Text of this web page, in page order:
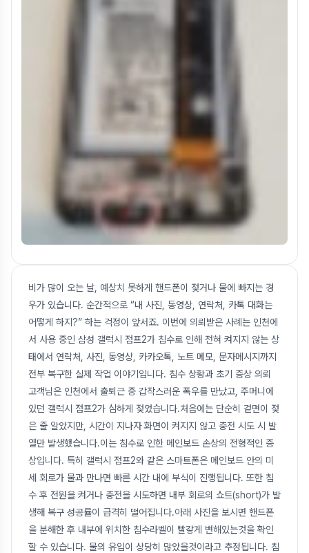
비가 많이 오는 날, 예상치 못하게 핸드폰이 젖거나 물에 빠지는 경
우가 있습니다. 순간적으로 “내 사진, 동영상, 연락처, 카톡 대화는
어떻게 하지?” 하는 걱정이 앞서죠. 이번에 의뢰받은 사례는 인천에
서 사용 중인 삼성 갤럭시 점프2가 침수로 인해 전혀 켜지지 않는 상
태에서 연락처, 사진, 동영상, 카카오톡, 노트 메모, 문자메시지까지
전부 복구한 실제 작업 이야기입니다. 침수 상황과 초기 증상 의뢰
고객님은 인천에서 출퇴근 중 갑작스러운 폭우를 만났고, 주머니에
있던 갤럭시 점프2가 심하게 젖었습니다.처음에는 단순히 겉면이 젖
은 줄 알았지만, 시간이 지나자 화면이 켜지지 않고 충전 시도 시 발
열만 발생했습니다.이는 침수로 인한 메인보드 손상의 전형적인 증
상입니다. 특히 갤럭시 점프2와 같은 스마트폰은 메인보드 안의 미
세 회로가 물과 만나면 빠른 시간 내에 부식이 진행됩니다. 또한 침
수 후 전원을 켜거나 충전을 시도하면 내부 회로의 쇼트(short)가 발
생해 복구 성공률이 급격히 떨어집니다.아래 사진을 보시면 핸드폰
을 분해한 후 내부에 위치한 침수라벨이 빨갛게 변해있는것을 확인
할 수 있습니다. 물의 유입이 상당히 많았을것이라고 추정됩니다. 침